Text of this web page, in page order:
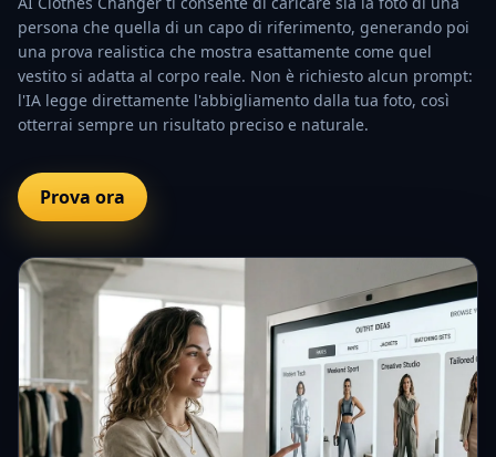
persona che quella di un capo di riferimento, generando poi
una prova realistica che mostra esattamente come quel
vestito si adatta al corpo reale. Non è richiesto alcun prompt:
l'IA legge direttamente l'abbigliamento dalla tua foto, così
otterrai sempre un risultato preciso e naturale.
Prova ora